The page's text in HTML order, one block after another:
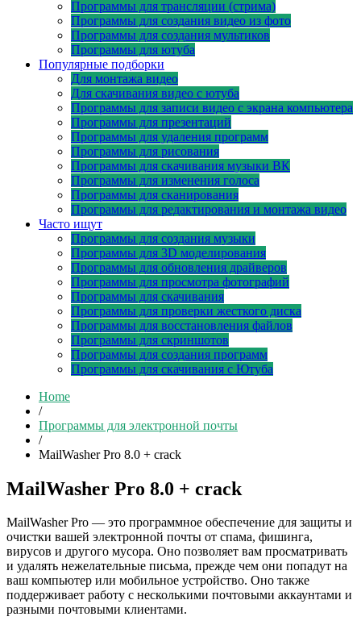
Программы для трансляции (стрима)
Программы для создания видео из фото
Программы для создания мультиков
Программы для ютуба
Популярные подборки
Для монтажа видео
Для скачивания видео с ютуба
Программы для записи видео с экрана компьютера
Программы для презентаций
Программы для удаления программ
Программы для рисования
Программы для скачивания музыки ВК
Программы для изменения голоса
Программы для сканирования
Программы для редактирования и монтажа видео
Часто ищут
Программы для создания музыки
Программы для 3D моделирования
Программы для обновления драйверов
Программы для просмотра фотографий
Программы для скачивания
Программы для проверки жесткого диска
Программы для восстановления файлов
Программы для скриншотов
Программы для создания программ
Программы для скачивания с Ютуба
Home
/
Программы для электронной почты
/
MailWasher Pro 8.0 + crack
MailWasher Pro 8.0 + crack
MailWasher Pro — это программное обеспечение для защиты и
очистки вашей электронной почты от спама, фишинга,
вирусов и другого мусора. Оно позволяет вам просматривать
и удалять нежелательные письма, прежде чем они попадут на
ваш компьютер или мобильное устройство. Оно также
поддерживает работу с несколькими почтовыми аккаунтами и
разными почтовыми клиентами.